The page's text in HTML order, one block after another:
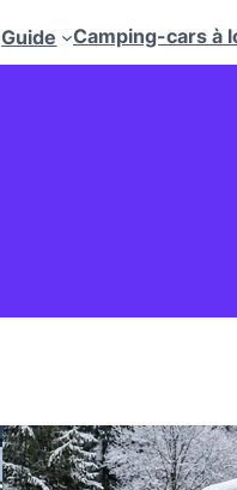
Guide Camping-cars à